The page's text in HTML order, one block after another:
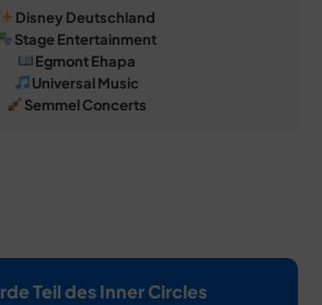
Disney Deutschland
Stage Entertainment
Egmont Ehapa
Universal Music
Semmel Concerts
Teil des Inner Circles